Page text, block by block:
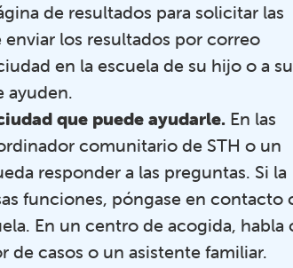
de resultados para solicitar las
los resultados por correo
en la escuela de su hijo o a su
ayuden.
que puede ayudarle. En las
comunitario de STH o un
responder a las preguntas. Si la
funciones, póngase en contacto
En un centro de acogida, habla
de casos o un asistente familiar.